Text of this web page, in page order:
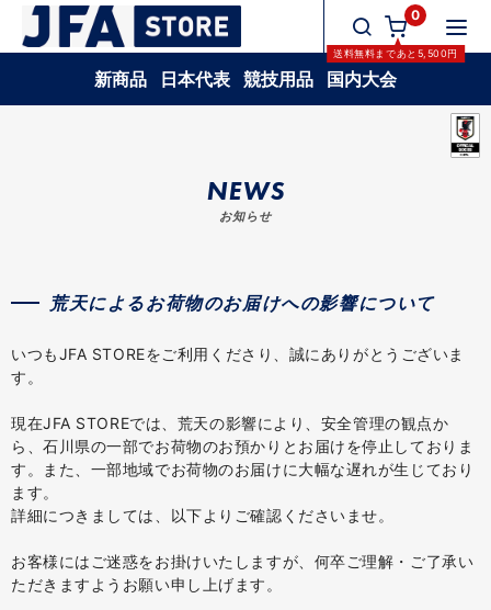
0
送料無料まであと 5,500円
新商品 日本代表 競技用品 国内大会
NEWS
お知らせ
荒天によるお荷物のお届けへの影響について
いつもJFA STOREをご利用くださり、誠にありがとうございま
す。
現在JFA STOREでは、荒天の影響により、安全管理の観点か
ら、石川県の一部でお荷物のお預かりとお届けを停止しておりま
す。また、一部地域でお荷物のお届けに大幅な遅れが生じており
ます。
詳細につきましては、以下よりご確認くださいませ。
お客様にはご迷惑をお掛けいたしますが、何卒ご理解・ご了承い
ただきますようお願い申し上げます。